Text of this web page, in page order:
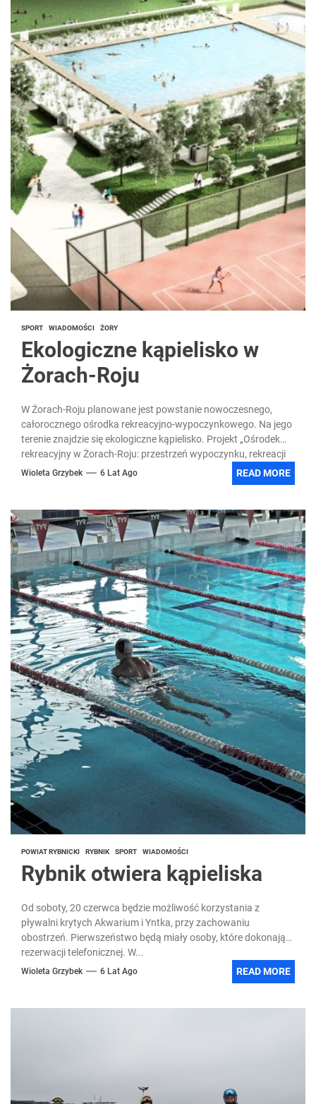
SPORT WIADOMOŚCI ŻORY
Ekologiczne kąpielisko w
Żorach-Roju
W Żorach-Roju planowane jest powstanie nowoczesnego,
całorocznego ośrodka rekreacyjno-wypoczynkowego. Na jego
terenie znajdzie się ekologiczne kąpielisko. Projekt „Ośrodek
rekreacyjny w Żorach-Roju: przestrzeń wypoczynku, rekreacji
i...
Wioleta Grzybek 6 Lat Ago READ MORE
POWIAT RYBNICKI RYBNIK SPORT WIADOMOŚCI
Rybnik otwiera kąpieliska
Od soboty, 20 czerwca będzie możliwość korzystania z
pływalni krytych Akwarium i Yntka, przy zachowaniu
obostrzeń. Pierwszeństwo będą miały osoby, które dokonają
rezerwacji telefonicznej. W...
Wioleta Grzybek 6 Lat Ago READ MORE